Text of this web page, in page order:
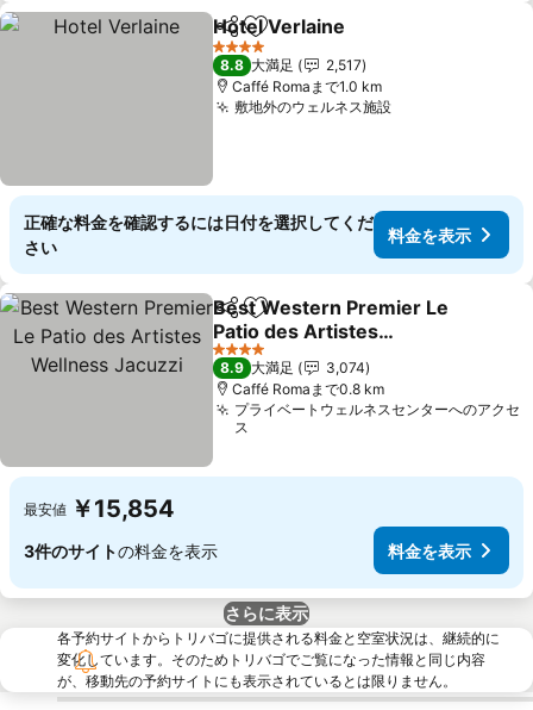
シェアお気に入りに追加
Hotel Verlaine
4 ホテルのランク
8.8 大満足
2,517
Caffé Romaまで1.0 km
敷地外のウェルネス施設料金を表示
正確な料金を確認するには日付を選択してくだ
さい
料金を表示
シェアお気に入りに追加
Best Western Premier Le
Patio des Artistes
Wellness Jacuzzi
料金を表示
4 ホテルのランク
8.9 大満足
3,074
Caffé Romaまで0.8 km
プライベートウェルネスセンターへのアクセ
ス
最安値 ￥15,854
3件のサイトの料金を表示 料金を表示
さらに表示
各予約サイトからトリバゴに提供される料金と空室状況は、継続的に
変化しています。そのためトリバゴでご覧になった情報と同じ内容
が、移動先の予約サイトにも表示されているとは限りません。